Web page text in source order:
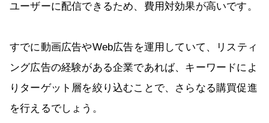
ユーザーに配信できるため、費用対効果が高いです。
すでに動画広告やWeb広告を運用していて、リスティ
ング広告の経験がある企業であれば、キーワードによ
りターゲット層を絞り込むことで、さらなる購買促進
を行えるでしょう。